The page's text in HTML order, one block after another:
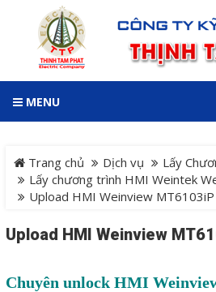
MENU
Trang chủ Dịch vụ
Lấy
Lấy chương trình HMI Weintek
Upload HMI Weinview MT6103iP
Upload HMI Weinview
Chuyên unlock HMI
Trang chủ
Dự án
Sản phẩm
Hệ Thống Cảnh Báo An
GIỎ HÀNG
LIÊN HỆ